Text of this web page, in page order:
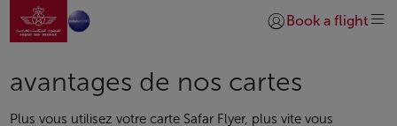
Saut au contenu principal
Aller à la page accueil
Se connecter |
Book a flight
avantages de nos cartes
Plus vous utilisez votre carte Safar Flyer, plus vite vous